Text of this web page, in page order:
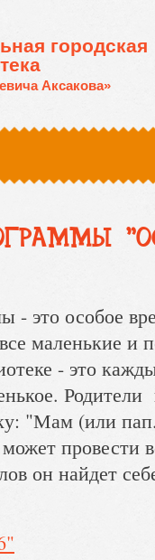
городская
Аксакова»
это особое
маленькие и
- это
"Мам (или
провести
он найдет